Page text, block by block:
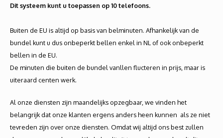
Dit systeem kunt u toepassen op 10 telefoons.
Buiten de EU is altijd op basis van belminuten. Afhankelijk van de
bundel kunt u dus onbeperkt bellen enkel in NL of ook onbeperkt
bellen in de EU.
De minuten die buiten de bundel vanllen flucteren in prijs, maar is
uiteraard centen werk.
Al onze diensten zijn maandelijks opzegbaar, we vinden het
belangrijk dat onze klanten ergens anders heen kunnen als ze niet
tevreden zijn over onze diensten. Omdat wij altijd ons best zullen